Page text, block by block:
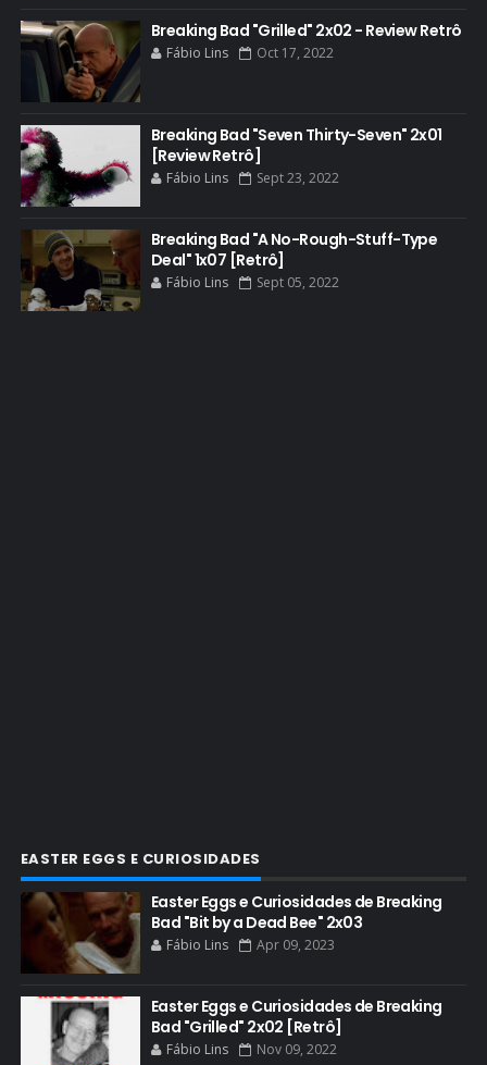
BETTER CALL SAUL
BLOOPERS
BLU-RAY
BOB ODENKIRK
BOB ODENKIRK CINEMA
BOB ODENKIRK TV
BREAKING BAD ART PROJECT
BREAKING BAD HISTORY
BREAKING BAD DA VIDA REAL
CONHEÇA BREAKING BAD
CURIOSIDADES
DGA AWARDS
DVD
DEAN NORRIS
Breaking Bad "Grilled" 2x02 - Review Retrô
Fábio Lins Oct 17, 2022
Breaking Bad "Seven Thirty-Seven" 2x01
[Review Retrô]
Fábio Lins Sept 23, 2022
Breaking Bad "A No-Rough-Stuff-Type
Deal" 1x07 [Retrô]
Fábio Lins Sept 05, 2022
EASTER EGGS E CURIOSIDADES
Easter Eggs e Curiosidades de Breaking
Bad "Bit by a Dead Bee" 2x03
Fábio Lins Apr 09, 2023
Easter Eggs e Curiosidades de Breaking
Bad "Grilled" 2x02 [Retrô]
Fábio Lins Nov 09, 2022